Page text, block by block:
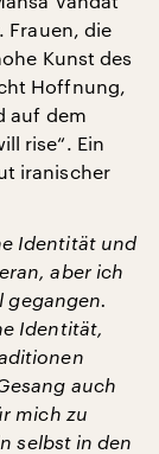
Frauen, die
Kunst des
Hoffnung,
auf dem
rise“. Ein
iranischer
Identität und
aber ich
gegangen.
Identität,
auch
mich zu
selbst in den